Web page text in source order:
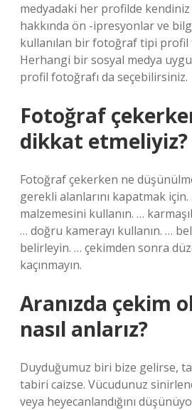
medyadaki her profilde kendiniz
hakkında ön -ipresyonlar ve
kullanılan bir fotoğraf tipi profil
Herhangi bir sosyal medya
profil fotoğrafı da seçebilirsiniz.
Fotoğraf
dikkat etmeliyiz?
Fotoğraf çekerken ne
gerekli alanlarını kapatmak
malzemesini kullanın. …
… doğru kamerayı kullanın. …
belirleyin. … çekimden sonra
kaçınmayın.
Aranızda çekim
nasıl anlarız?
Duyduğumuz biri bize gelirse,
tabiri caizse. Vücudunuz
veya heyecanlandığını